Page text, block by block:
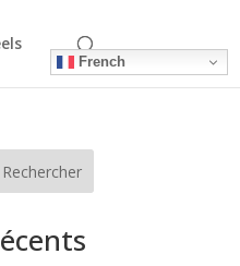
French
Rechercher